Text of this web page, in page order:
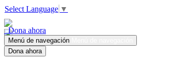
Select Language ▼
Dona ahora
Menú de navegación
Dona ahora